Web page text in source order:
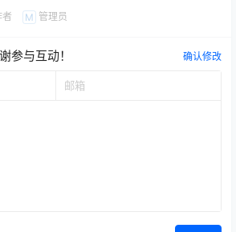
M 管理员
参与互动！ 确认修改